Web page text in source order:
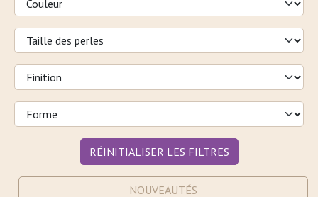
RÉINITIALISER LES FILTRES
NOUVEAUTÉS